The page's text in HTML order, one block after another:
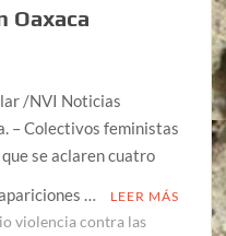
Oaxaca
/NVI Noticias
– Colectivos feministas
se aclaren cuatro
…
LEER MÁS
violencia contra las